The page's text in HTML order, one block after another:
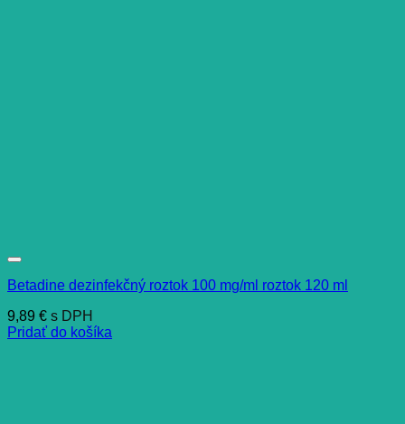
Betadine dezinfekčný roztok 100 mg/ml roztok 120 ml
9,89 € s DPH
Pridať do košíka